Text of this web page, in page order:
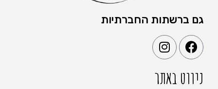
גם ברשתות החברתיות
ניווט באתר